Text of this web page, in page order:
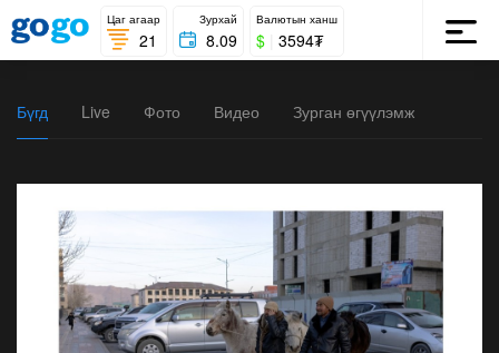
Цаг агаар
21
Зурхай
8.09
Валютын ханш
$ 3594₮
Бүгд Live Фото Видео Зурган өгүүлэмж